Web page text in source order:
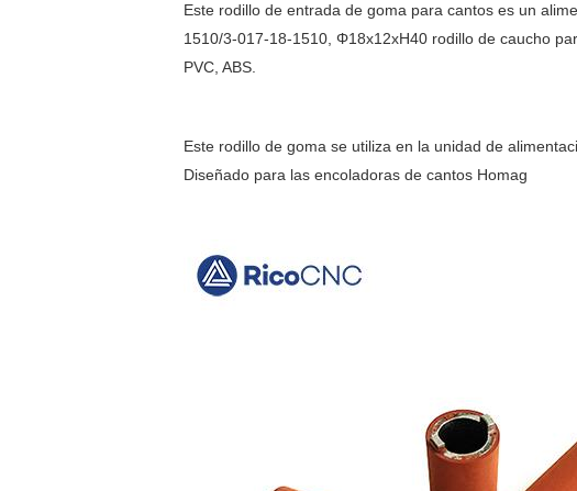
Este rodillo de entrada de goma para cantos es un
1510/3-017-18-1510, Φ18x12xH40 rodillo de caucho
PVC, ABS.
Este rodillo de goma se utiliza en la unidad de
Diseñado para las encoladoras de cantos Homag